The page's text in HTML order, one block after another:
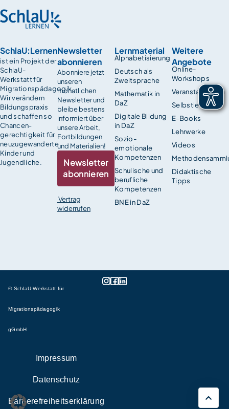
SchlaU:Lernen
ist ein Projekt der
SchlaU-
Werkstatt für
Migrationspädagogik.
Wir verändern
Bildungspraxis
und schaffen so
Chancen­
gerechtigkeit für
neuzugewanderte
Kinder und
Jugendliche.
Lernmaterial
Alphabetisierung
Deutsch als
Zweitsprache
Mathematik in
DaZ
Digitale Bildung
in DaZ
Sozio-
emotionale
Kompetenzen
Schulische und
berufliche
Kompetenzen
BNE in DaZ
Weitere
Angebote
Online-
Workshops
Veranstaltungen
Selbstlernkurse
E-Books
Lehrwerke
Videos
Didaktische
Tipps
Newsletter
abonnieren
Abonniere jetzt
unseren
monatlichen
Newsletter und
bleibe bestens
informiert über
unsere Arbeit,
Fortbildungen
und Materialien!
Newsletter
abonnieren
Vertrag
widerrufen
© SchlaU-Werkstatt für
Migrationspädagogik
gGmbH
Impressum
Datenschutz
Barrierefreiheitserklärung